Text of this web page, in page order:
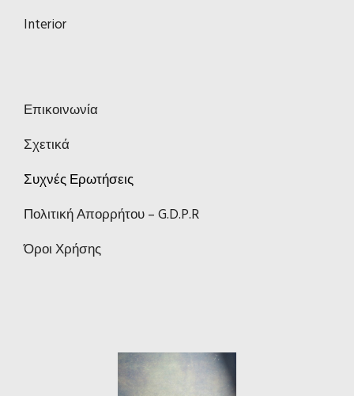
Interior
Επικοινωνία
Σχετικά
Συχνές Ερωτήσεις
Πολιτική Απορρήτου – G.D.P.R
Όροι Χρήσης